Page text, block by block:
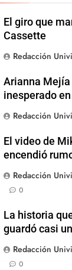
El giro que
Cassette
Redacción
Arianna Mejía
inesperado
Redacción
El video de
encendió
Redacción
0
La historia
guardó casi
Redacción
0